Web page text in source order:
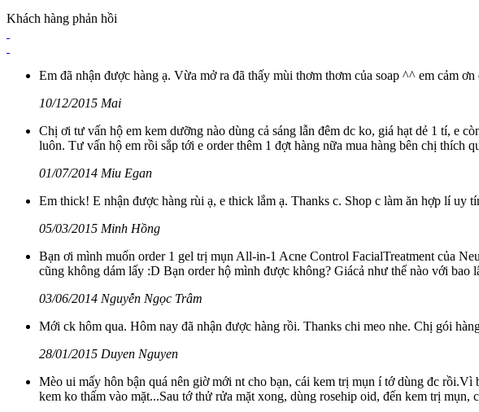
Khách hàng phản hồi
Em đã nhận được hàng ạ. Vừa mở ra đã thấy mùi thơm thơm của soap ^^ em cảm ơn
10/12/2015 Mai
Chị ơi tư vấn hộ em kem dưỡng nào dùng cả sáng lẫn đêm dc ko, giá hạt dẻ 1 tí, e
luôn. Tư vấn hộ em rồi sắp tới e order thêm 1 đợt hàng nữa mua hàng bên chị thích
01/07/2014 Miu Egan
Em thick! E nhận được hàng rùi ạ, e thick lắm ạ. Thanks c. Shop c làm ăn hợp lí uy
05/03/2015 Minh Hồng
Bạn ơi mình muốn order 1 gel trị mụn All-in-1 Acne Control FacialTreatment của
cũng không dám lấy :D Bạn order hộ mình được không? Giácả như thế nào với bao
03/06/2014 Nguyễn Ngọc Trâm
Mới ck hôm qua. Hôm nay đã nhận được hàng rồi. Thanks chi meo nhe. Chị gói
28/01/2015 Duyen Nguyen
Mèo ui mấy hôn bận quá nên giờ mới nt cho bạn, cái kem trị mụn í tớ dùng đc
kem ko thấm vào mặt...Sau tớ thử rửa mặt xong, dùng rosehip oid, đến kem trị mụn,